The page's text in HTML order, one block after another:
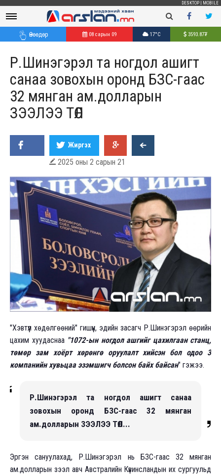
DESKTOP MOBILE
Өнөөдөр 08 сарын 09 17°C 3593.87₮
Р.Шинэгэрэл та ногдол ашигт
санаа зовохын оронд БЗС-гаас
32 мянган ам.долларын
ЗЭЭЛЭЭ ТӨЛ
Жиргэх
 2025 оны 2 сарын 21
"Хэвтүүл хөдөлгөөний" гишүүн, эдийн засагч Р.Шинэгэрэл өөрийн
цахим хуудаснаа "1072-ын ногдол ашгийг цахилгаан станц,
төмөр зам хоёрт хөрөнгө оруулалт хийсэн бол одоо 3
компанийн хувьцаа эзэмшигч болсон байх байсан" гэжээ.
Р.Шинэгэрэл та ногдол ашигт санаа
зовохын оронд БЗС-гаас 32 мянган
ам.долларын ЗЭЭЛЭЭ ТӨЛ...
Эргэн сануулахад, Р.Шинэгэрэл нь БЗС-гаас 32 мянган
ам.долларын зээл авч Австралийн Күвинсландын их сургуульд